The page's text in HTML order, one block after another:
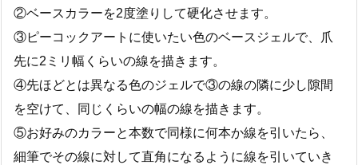
②ベースカラーを2度塗りして硬化させます。
③ピーコックアートに使いたい色のベースジェルで、爪
先に2ミリ幅くらいの線を描きます。
④先ほどとは異なる色のジェルで③の線の隣に少し隙間
を空けて、同じくらいの幅の線を描きます。
⑤お好みのカラーと本数で同様に何本か線を引いたら、
細筆でその線に対して直角になるように線を引いていき